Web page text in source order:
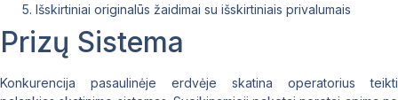
Išskirtiniai originalūs žaidimai su išskirtiniais privalumais
Prizų Sistema
Konkurencija pasaulinėje erdvėje skatina operatorius teikti